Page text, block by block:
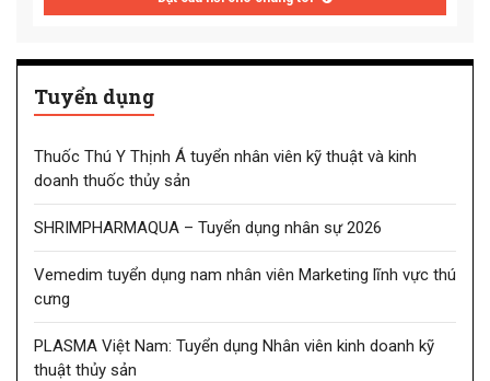
Tuyển dụng
Thuốc Thú Y Thịnh Á tuyển nhân viên kỹ thuật và kinh
doanh thuốc thủy sản
SHRIMPHARMAQUA – Tuyển dụng nhân sự 2026
Vemedim tuyển dụng nam nhân viên Marketing lĩnh vực thú
cưng
PLASMA Việt Nam: Tuyển dụng Nhân viên kinh doanh kỹ
thuật thủy sản